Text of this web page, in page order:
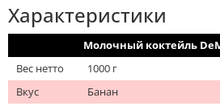
Характеристики
Молочный коктейль
Вес нетто
1000 г
Вкус
Банан